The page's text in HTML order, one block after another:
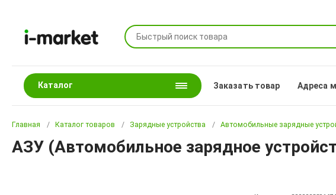
Каталог Заказать товар Адреса
Главная Каталог товаров Зарядные устройства Автомобильные зарядные
АЗУ (Автомобильное зарядное